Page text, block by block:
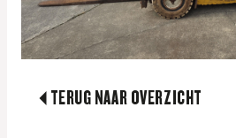
TERUG NAAR OVERZICHT